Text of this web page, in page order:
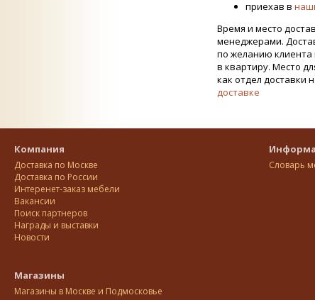
приехав в
Время и место
менеджерами.
по желанию клиента
в квартиру. Место
как отдел доставки
доставке
Компания
Доставка по Москве
Доставка по Росcии
Интеренет-заказ мебели
Вакансии
Поиск партнеров
Награды и выставки
Новости
Магазины
Магазины в Москве и Подмосковье
Словарь